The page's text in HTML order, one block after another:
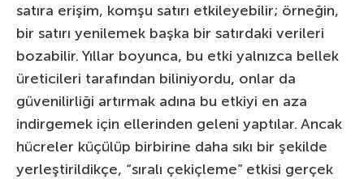
satıra erişim, komşu satırı etkileyebilir; örneğin,
bir satırı yenilemek başka bir satırdaki verileri
bozabilir. Yıllar boyunca, bu etki yalnızca bellek
üreticileri tarafından biliniyordu, onlar da
güvenilirliği artırmak adına bu etkiyi en aza
indirgemek için ellerinden geleni yaptılar. Ancak
hücreler küçülüp birbirine daha sıkı bir şekilde
yerleştirildikçe, “sıralı çekiçleme” etkisi gerçek